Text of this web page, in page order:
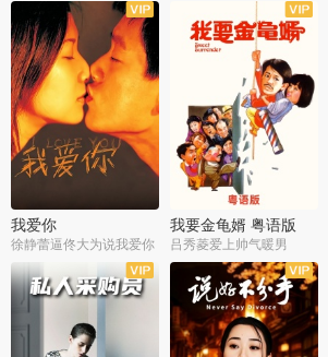
我爱你
徐静蕾逼佟大为说我爱你
我要金龟婿 粤语版
吕秀菱爱上帅气暖男